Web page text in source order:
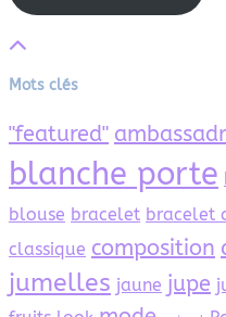
Mots clés
"featured"
blanche porte
blouse bracelet bracelet
classique composition
jumelles jaune jupe